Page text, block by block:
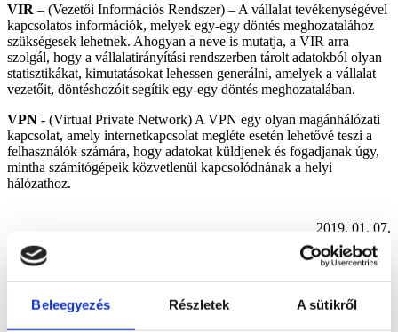
Beleegyezés Részletek A sütikről
VIR – (Vezetői Információs Rendszer) – A vállalat tevékenységével
kapcsolatos információk, melyek egy-egy döntés meghozatalához
szükségesek lehetnek. Ahogyan a neve is mutatja, a VIR arra
szolgál, hogy a vállalatirányítási rendszerben tárolt adatokból olyan
statisztikákat, kimutatásokat lehessen generálni, amelyek a vállalat
vezetőit, döntéshozóit segítik egy-egy döntés meghozatalában.
VPN - (Virtual Private Network) A VPN egy olyan magánhálózati
kapcsolat, amely internetkapcsolat megléte esetén lehetővé teszi a
felhasználók számára, hogy adatokat küldjenek és fogadjanak úgy,
mintha számítógépeik közvetlenül kapcsolódnának a helyi
hálózathoz.
2019. 01. 07.
Az Europroof vállalatirányítási rendszert egy előzetes felmérés
igényeire szabjuk.